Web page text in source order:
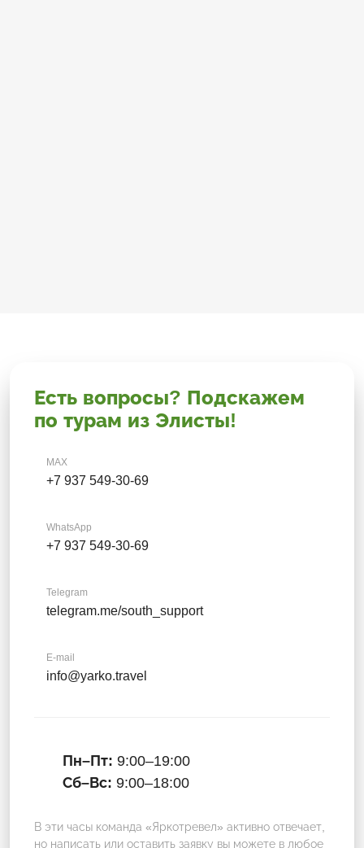
Есть вопросы? Подскажем
по турам из Элисты!
MAX
+7 937 549-30-69
WhatsApp
+7 937 549-30-69
Telegram
telegram.me/south_support
E-mail
info@yarko.travel
Пн–Пт: 9:00–19:00
Сб–Вс: 9:00–18:00
В эти часы команда «Яркотревел» активно отвечает,
но написать или оставить заявку вы можете в любое